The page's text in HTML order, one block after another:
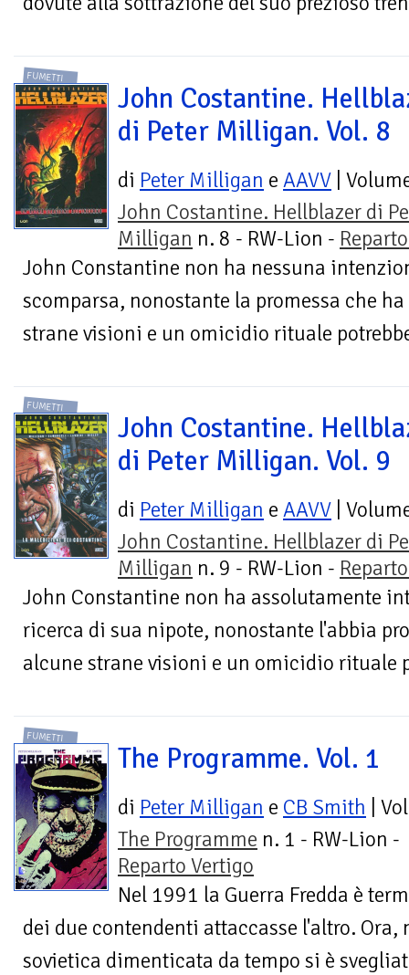
FUMETTI
John Costantine.
di Peter Milligan. Vol. 8
di Peter Milligan e AAVV |
John Costantine. Hellblazer di
Milligan n. 8 - RW-Lion -
John Constantine non ha nessuna
scomparsa, nonostante la promessa che
strane visioni e un omicidio rituale
FUMETTI
John Costantine.
di Peter Milligan. Vol. 9
di Peter Milligan e AAVV |
John Costantine. Hellblazer di
Milligan n. 9 - RW-Lion -
John Constantine non ha assolutamente
ricerca di sua nipote, nonostante l'abbia
alcune strane visioni e un omicidio rituale
FUMETTI
The Programme. Vol. 1
di Peter Milligan e CB Smith |
The Programme n. 1 - RW-Lion -
Reparto Vertigo
Nel 1991 la Guerra Fredda è
dei due contendenti attaccasse l'altro. Ora,
sovietica dimenticata da tempo si è